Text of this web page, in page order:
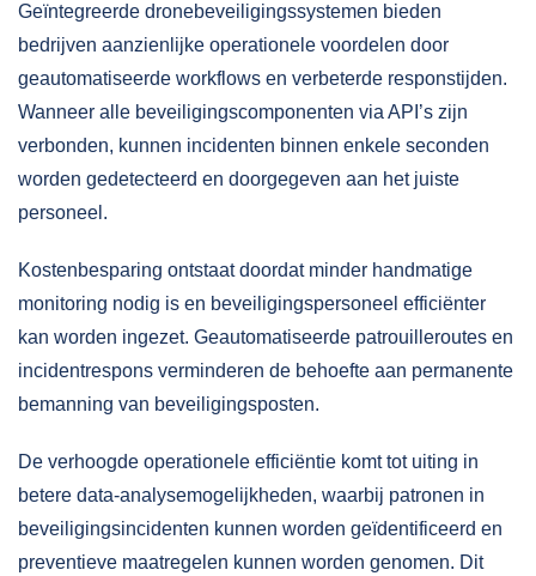
Geïntegreerde dronebeveiligingssystemen bieden
bedrijven aanzienlijke operationele voordelen door
geautomatiseerde workflows en verbeterde responstijden.
Wanneer alle beveiligingscomponenten via API’s zijn
verbonden, kunnen incidenten binnen enkele seconden
worden gedetecteerd en doorgegeven aan het juiste
personeel.
Kostenbesparing ontstaat doordat minder handmatige
monitoring nodig is en beveiligingspersoneel efficiënter
kan worden ingezet. Geautomatiseerde patrouilleroutes en
incidentrespons verminderen de behoefte aan permanente
bemanning van beveiligingsposten.
De verhoogde operationele efficiëntie komt tot uiting in
betere data-analysemogelijkheden, waarbij patronen in
beveiligingsincidenten kunnen worden geïdentificeerd en
preventieve maatregelen kunnen worden genomen. Dit